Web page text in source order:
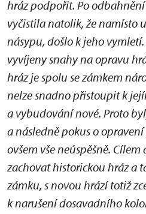
hráz podpořit. Po
vyčistila natolik, že namísto
násypu, došlo k jeho
vyvíjeny snahy na opravu
hráz je spolu se zámkem
nelze snadno přistoupit k
a vybudování nové. Proto
a následně pokus o
ovšem vše neúspěšně.
zachovat historickou hráz a
zámku, s novou hrází totiž
k narušení dosavadního